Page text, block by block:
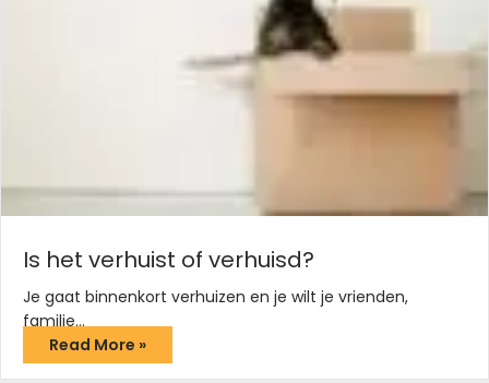
Is het verhuist of verhuisd?
Je gaat binnenkort verhuizen en je wilt je vrienden,
familie…
Read More »